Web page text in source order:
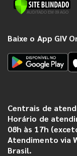
Baixe o App GIV
Centrais de
Horário de
08h às 17h
Atendimento via
Brasil.